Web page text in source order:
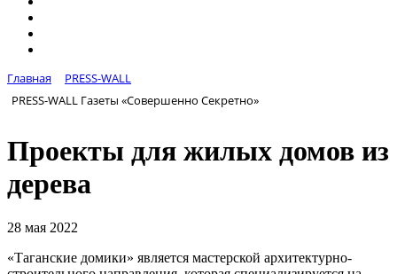
Главная
PRESS-WALL
PRESS-WALL Газеты «Совершенно Секретно»
Проекты для жилых домов из
дерева
28 мая 2022
«Таганские домики» является мастерской архитектурно-